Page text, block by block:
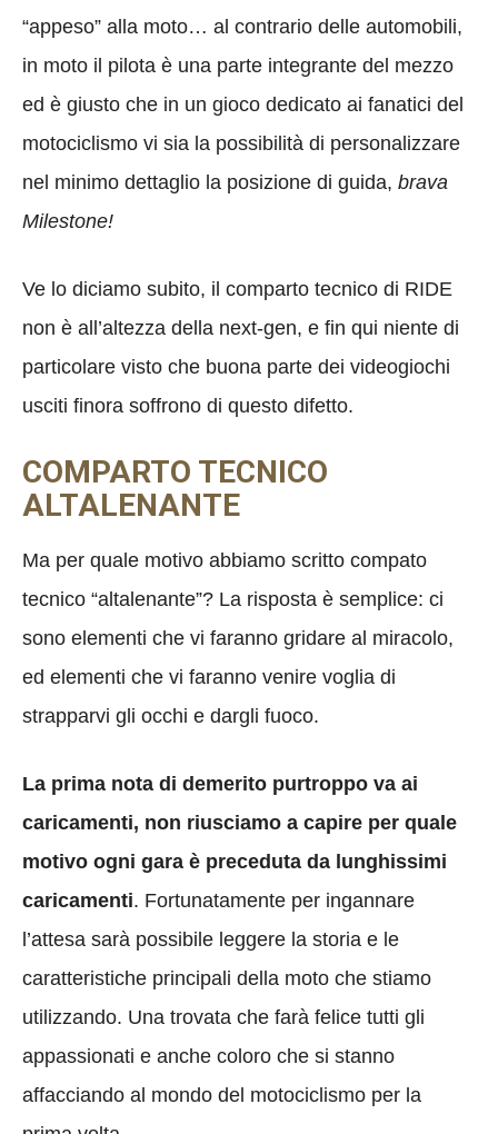
“appeso” alla moto… al contrario delle automobili,
in moto il pilota è una parte integrante del mezzo
ed è giusto che in un gioco dedicato ai fanatici del
motociclismo vi sia la possibilità di personalizzare
nel minimo dettaglio la posizione di guida, brava
Milestone!
Ve lo diciamo subito, il comparto tecnico di RIDE
non è all’altezza della next-gen, e fin qui niente di
particolare visto che buona parte dei videogiochi
usciti finora soffrono di questo difetto.
COMPARTO TECNICO
ALTALENANTE
Ma per quale motivo abbiamo scritto compato
tecnico “altalenante”? La risposta è semplice: ci
sono elementi che vi faranno gridare al miracolo,
ed elementi che vi faranno venire voglia di
strapparvi gli occhi e dargli fuoco.
La prima nota di demerito purtroppo va ai
caricamenti, non riusciamo a capire per quale
motivo ogni gara è preceduta da lunghissimi
caricamenti. Fortunatamente per ingannare
l’attesa sarà possibile leggere la storia e le
caratteristiche principali della moto che stiamo
utilizzando. Una trovata che farà felice tutti gli
appassionati e anche coloro che si stanno
affacciando al mondo del motociclismo per la